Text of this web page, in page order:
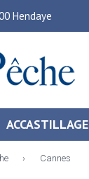
Hendaye
ACCASTILLAGE
› Cannes